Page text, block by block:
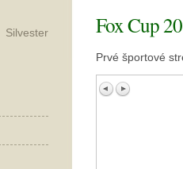
Fox Cup
Prvé športové
Silvester